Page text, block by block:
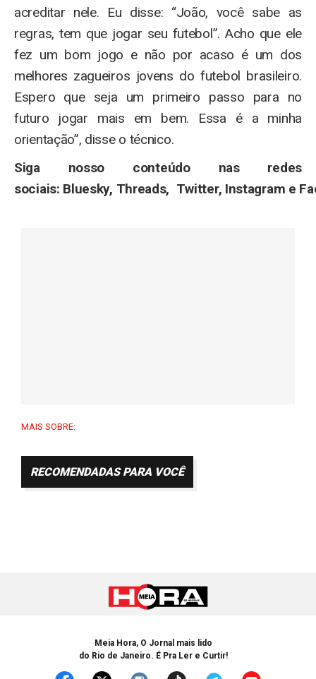
acreditar nele. Eu disse: “João, você sabe as
regras, tem que jogar seu futebol”. Acho que ele
fez um bom jogo e não por acaso é um dos
melhores zagueiros jovens do futebol brasileiro.
Espero que seja um primeiro passo para no
futuro jogar mais em bem. Essa é a minha
orientação”, disse o técnico.
Siga nosso conteúdo nas redes
sociais: Bluesky, Threads, Twitter, Instagram e
MAIS SOBRE:
RECOMENDADAS PARA VOCÊ
Meia Hora, O Jornal mais lido
do Rio de Janeiro. É Pra Ler e Curtir!